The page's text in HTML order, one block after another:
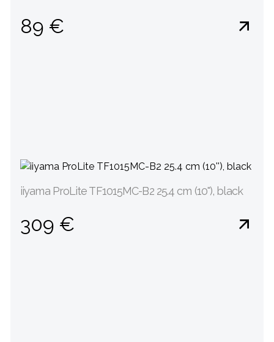
89 €
iiyama ProLite TF1015MC-B2 25.4 cm (10''), black
309 €